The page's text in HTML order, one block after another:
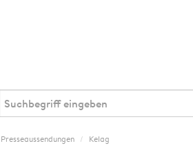
Presseaussendungen / Kelag